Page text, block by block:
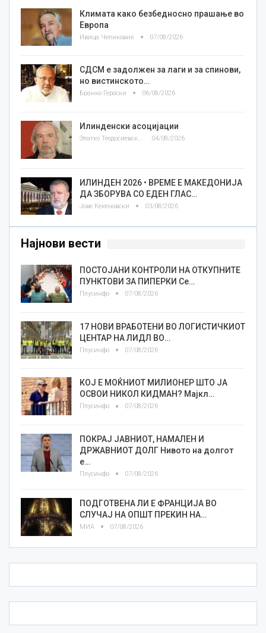
Климата како безбедносно прашање во
Европа
Ивица Челиковиќ 07/08/2026
СДСМ е задолжен за лаги и за спинови,
но вистинското…
Бранко Героски 06/08/2026
Илинденски асоцијации
Златко Теодосиевски 04/08/2026
ИЛИНДЕН 2026 • ВРЕМЕ Е МАКЕДОНИЈА
ДА ЗБОРУВА СО ЕДЕН ГЛАС…
Јове Кекеновски 03/08/2026
Најнови вести
ПОСТОЈАНИ КОНТРОЛИ НА ОТКУПНИТЕ
ПУНКТОВИ ЗА ПИПЕРКИ Се…
Плусинфо 07/08/2026
17 НОВИ ВРАБОТЕНИ ВО ЛОГИСТИЧКИОТ
ЦЕНТАР НА ЛИДЛ ВО…
Плусинфо 07/08/2026
КОЈ Е МОЌНИОТ МИЛИОНЕР ШТО ЈА
ОСВОИ НИКОЛ КИДМАН? Мајкл…
Плусинфо 07/08/2026
ПОКРАЈ ЈАВНИОТ, НАМАЛЕН И
ДРЖАВНИОТ ДОЛГ Нивото на долгот
е…
Плусинфо 07/08/2026
ПОДГОТВЕНА ЛИ Е ФРАНЦИЈА ВО
СЛУЧАЈ НА ОПШТ ПРЕКИН НА…
МИА 07/08/2026